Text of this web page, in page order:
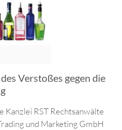
Verstoßes gegen die
RST Rechtsanwälte
und Marketing GmbH